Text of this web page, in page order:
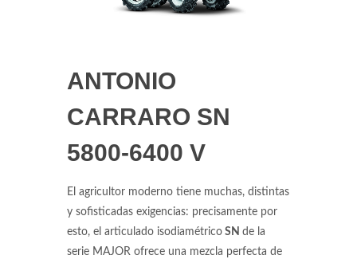
ANTONIO
CARRARO SN
5800-6400 V
El agricultor moderno tiene muchas, distintas
y sofisticadas exigencias: precisamente por
esto, el articulado isodiamétrico SN de la
serie MAJOR ofrece una mezcla perfecta de